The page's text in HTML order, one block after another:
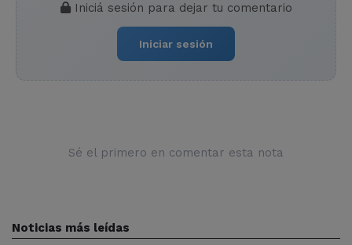
Iniciá sesión para dejar tu comentario
Iniciar sesión
Sé el primero en comentar esta nota
Noticias más leídas